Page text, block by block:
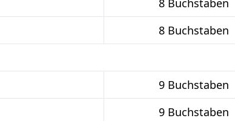
8 Buchstaben
8 Buchstaben
9 Buchstaben
9 Buchstaben